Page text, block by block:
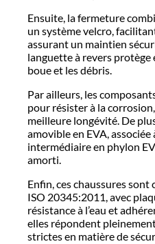
Ensuite, la fermeture
un système velcro,
assurant un maintien
languette à revers
boue et les débris.
Par ailleurs, les
pour résister à la
meilleure longévité. De
amovible en EVA, associée
intermédiaire en phylon
amorti.
Enfin, ces chaussures sont
ISO 20345:2011, avec
résistance à l’eau et
elles répondent
strictes en matière de